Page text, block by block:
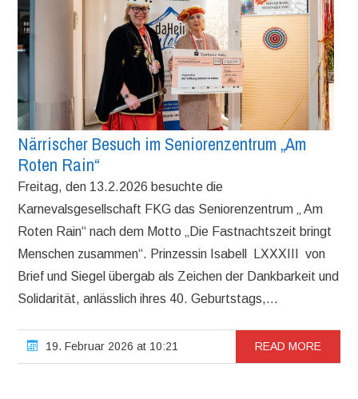
Närrischer Besuch im Seniorenzentrum „Am
Roten Rain“
Freitag, den 13.2.2026 besuchte die
Karnevalsgesellschaft FKG das Seniorenzentrum „ Am
Roten Rain“ nach dem Motto „Die Fastnachtszeit bringt
Menschen zusammen“. Prinzessin Isabell LXXXIII von
Brief und Siegel übergab als Zeichen der Dankbarkeit und
Solidarität, anlässlich ihres 40. Geburtstags,...
19. Februar 2026 at 10:21 READ MORE